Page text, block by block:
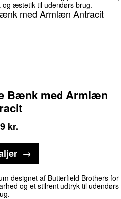
Bænk med Armlæn
æstetik til udendørs brug.
kr.
designet af Butterfield Brothers for
og et stilrent udtryk til udendørs